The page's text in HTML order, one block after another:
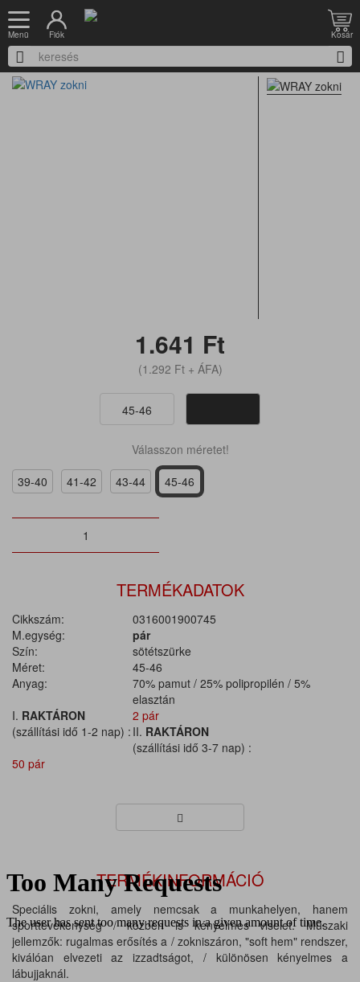
Menü Fiók Kosár
Nyitólap Munkacipő
1.641 Ft
(1.292 Ft+ ÁFA)
45-46
Válasszon méretet!
39-40
41-42 43-44 45-46
TERMÉKADATOK
Cikkszám:
0316001900745
M.egység:
pár
Szín:
sötétszürke
Méret:
45-46
Anyag:
70% pamut / 25% polipropilén / 5%
elasztán
I. RAKTÁRON
(szállítási idő 1-2 nap) :
2 pár
II. RAKTÁRON
(szállítási idő 3-7 nap) :
50 pár
TERMÉKINFORMÁCIÓ
Speciális zokni, amely nemcsak a munkahelyen, hanem
sporttevékenység / közben is kényelmes viselet. Műszaki
jellemzők: rugalmas erősítés a / zokniszáron, "soft hem" rendszer,
kiválóan elvezeti az izzadtságot, / különösen kényelmes a
lábujjaknál.